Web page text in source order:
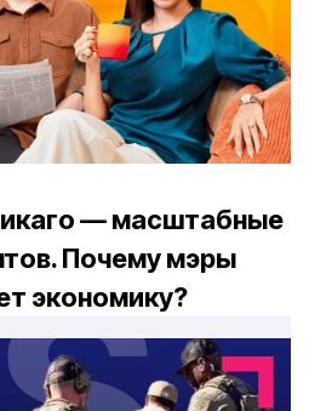
— масштабные
Почему мэры
экономику?